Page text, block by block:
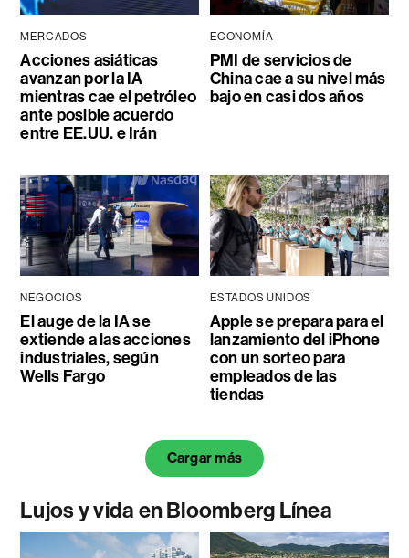
MERCADOS
Acciones asiáticas
avanzan por la IA
mientras cae el petróleo
ante posible acuerdo
entre EE.UU. e Irán
ECONOMÍA
PMI de servicios de
China cae a su nivel más
bajo en casi dos años
NEGOCIOS
El auge de la IA se
extiende a las acciones
industriales, según
Wells Fargo
ESTADOS UNIDOS
Apple se prepara para el
lanzamiento del iPhone
con un sorteo para
empleados de las
tiendas
Cargar más
Lujos y vida en Bloomberg Línea